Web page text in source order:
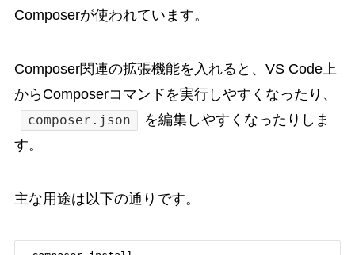
Composerが使われています。
Composer関連の拡張機能を入れると、VS Code上
からComposerコマンドを実行しやすくなったり、
composer.json
を編集しやすくなったりしま
す。
主な用途は以下の通りです。